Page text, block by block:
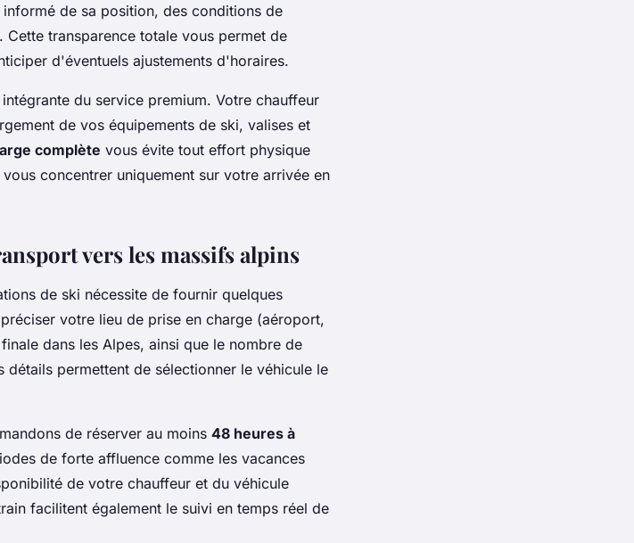
de sa position, des conditions de
transparence totale vous permet de
d'éventuels ajustements d'horaires.
du service premium. Votre chauffeur
de vos équipements de ski, valises et
complète vous évite tout effort physique
concentrer uniquement sur votre arrivée en
vers les massifs alpins
de ski nécessite de fournir quelques
votre lieu de prise en charge (aéroport,
dans les Alpes, ainsi que le nombre de
détails permettent de sélectionner le véhicule le
de réserver au moins 48 heures à
de forte affluence comme les vacances
de votre chauffeur et du véhicule
facilitent également le suivi en temps réel de